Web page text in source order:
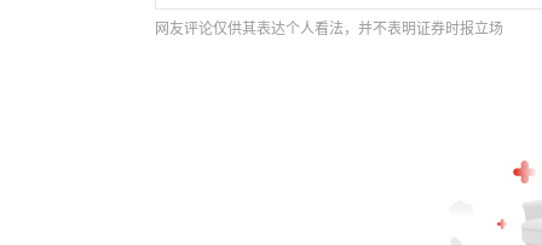
网友评论仅供其表达个人看法，并不表明证券时报立场